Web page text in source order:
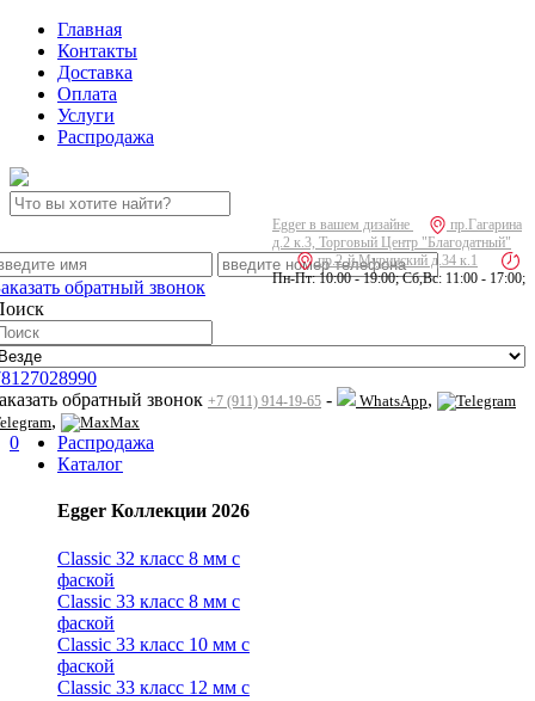
Главная
Контакты
Доставка
Оплата
Услуги
Распродажа
Egger в вашем дизайне
пр.Гагарина
д.2 к.3, Торговый Центр "Благодатный"
пр.2-й Муринский д.34 к.1
Пн-Пт: 10:00 - 19:00; Сб,Вс: 11:00 - 17:00;
обратный звонок
обратный звонок +7 (911) 914-19-65 - WhatsApp,
, Max
0
Распродажа
Каталог
Egger Коллекции 2026
Classic 32 класс 8 мм с
фаской
Classic 33 класс 8 мм с
фаской
Classic 33 класс 10 мм с
фаской
Classic 33 класс 12 мм с